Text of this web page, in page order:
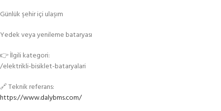
Günlük şehir içi ulaşım
Yedek veya yenileme bataryası
👉 İlgili kategori:
/elektrikli-bisiklet-bataryalari
🔗 Teknik referans:
https://www.dalybms.com/